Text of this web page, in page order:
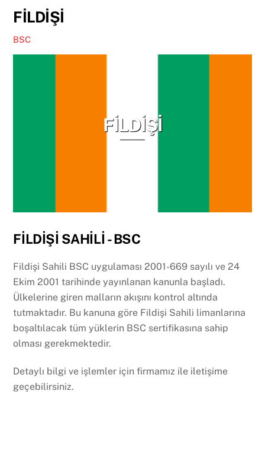
FİLDİŞİ
BSC
FİLDİŞİ
FİLDİŞİ SAHİLİ - BSC
Fildişi Sahili BSC uygulaması 2001-669 sayılı ve 24
Ekim 2001 tarihinde yayınlanan kanunla başladı.
Ülkelerine giren malların akışını kontrol altında
tutmaktadır. Bu kanuna göre Fildişi Sahili limanlarına
boşaltılacak tüm yüklerin BSC sertifikasına sahip
olması gerekmektedir.
Detaylı bilgi ve işlemler için firmamız ile iletişime
geçebilirsiniz.